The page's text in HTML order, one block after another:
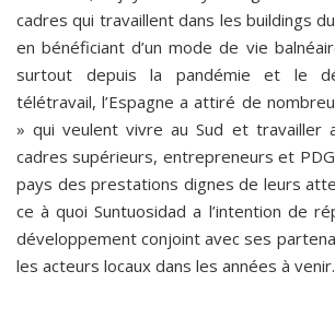
cadres qui travaillent dans les buildings
en bénéficiant d’un mode de vie
surtout depuis la pandémie et le
télétravail, l’Espagne a attiré de
» qui veulent vivre au Sud et travailler
cadres supérieurs, entrepreneurs et
pays des prestations dignes de leurs
ce à quoi Suntuosidad a l’intention de
développement conjoint avec ses
les acteurs locaux dans les années à venir.